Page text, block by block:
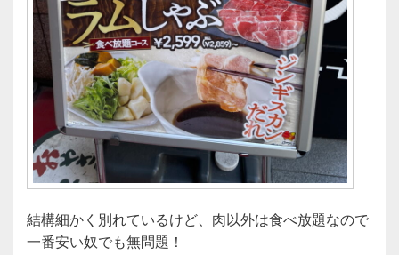
結構細かく別れているけど、肉以外は食べ放題なので
一番安い奴でも無問題！